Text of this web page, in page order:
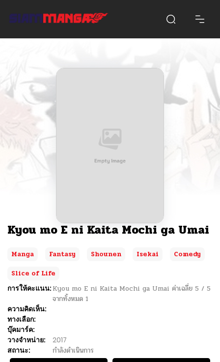
Kyou mo E ni Kaita Mochi ga Umai
Manga Fantasy Shounen Isekai
Comedy
Slice of Life
การให้คะแนน: Kyou mo E ni Kaita Mochi ga Umai ค่าเฉลี่ย 5 / 5
จากทั้งหมด 1
ความคิดเห็น:
ทางเลือก:
บุ๊คมาร์ค:
วางจำหน่าย:
2017
สถานะ:
กำลังดำเนินการ